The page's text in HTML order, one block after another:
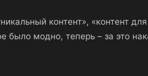
контент», «контент
было модно, теперь – за это